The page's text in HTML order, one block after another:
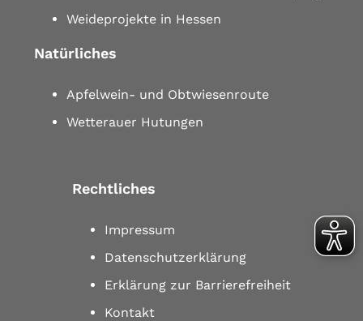
Weideprojekte in Hessen
Natürliches
Apfelwein- und Obtwiesenroute
Wetterauer Hutungen
Rechtliches
Impressum
Datenschutzerklärung
Erklärung zur Barrierefreiheit
Kontakt